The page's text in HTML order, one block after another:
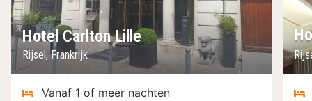
Hotel Carlton Lille
Rijsel, Frankrijk
Vanaf 1 of meer nachten